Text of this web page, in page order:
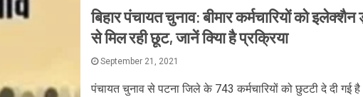
बिहार पंचायत चुनाव: बीमार कर्मचारियों को इलेक्शैन
से मिल रही छूट, जानें क्याि है प्रक्रिया
September 21, 2021
पंचायत चुनाव से पटना जिले के 743 कर्मचारियों को छुटटी दे दी गई